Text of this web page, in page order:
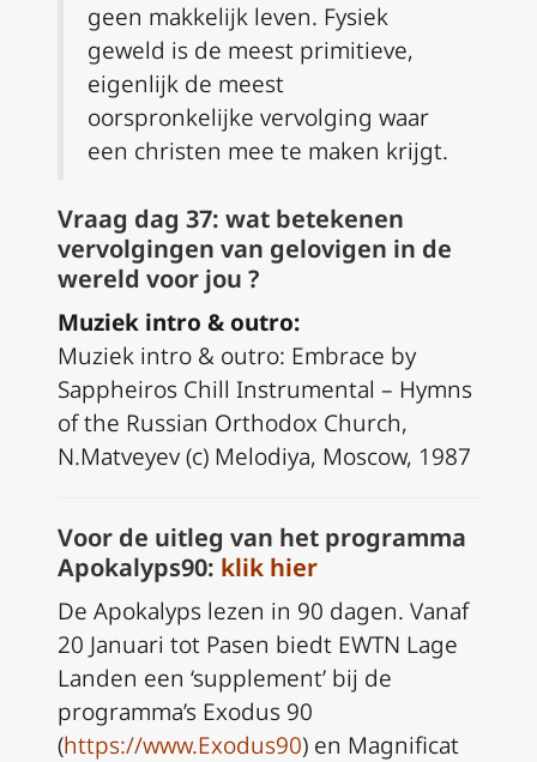
geen makkelijk leven. Fysiek
geweld is de meest primitieve,
eigenlijk de meest
oorspronkelijke vervolging waar
een christen mee te maken krijgt.
Vraag dag 37: wat betekenen
vervolgingen van gelovigen in de
wereld voor jou ?
Muziek intro & outro:
Muziek intro & outro: Embrace by
Sappheiros Chill Instrumental – Hymns
of the Russian Orthodox Church,
N.Matveyev (c) Melodiya, Moscow, 1987
Voor de uitleg van het programma
Apokalyps90: klik hier
De Apokalyps lezen in 90 dagen. Vanaf
20 Januari tot Pasen biedt EWTN Lage
Landen een ‘supplement’ bij de
programma’s Exodus 90
(https://www.Exodus90) en Magnificat